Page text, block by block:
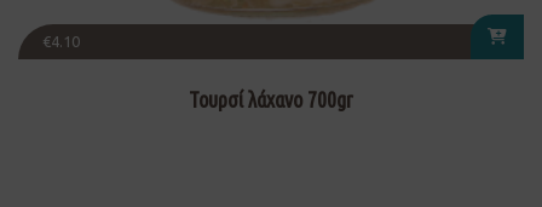
€4.10
Τουρσί λάχανο 700gr